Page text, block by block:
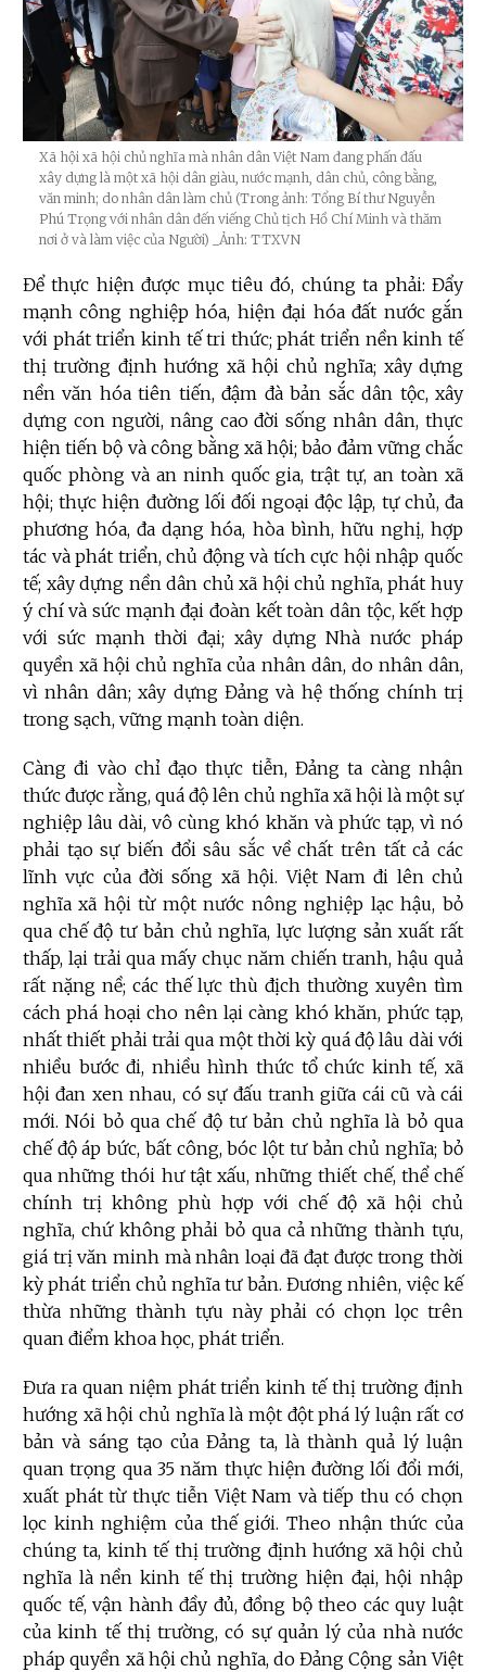
Xã hội xã hội chủ nghĩa mà nhân dân Việt Nam đang phấn đấu
xây dựng là một xã hội dân giàu, nước mạnh, dân chủ, công bằng,
văn minh; do nhân dân làm chủ (Trong ảnh: Tổng Bí thư Nguyễn
Phú Trọng với nhân dân đến viếng Chủ tịch Hồ Chí Minh và thăm
nơi ở và làm việc của Người)
_Ảnh: TTXVN
Để thực hiện được mục tiêu đó, chúng ta phải: Đẩy
mạnh công nghiệp hóa, hiện đại hóa đất nước gắn
với phát triển kinh tế tri thức; phát triển nền kinh tế
thị trường định hướng xã hội chủ nghĩa; xây dựng
nền văn hóa tiên tiến, đậm đà bản sắc dân tộc, xây
dựng con người, nâng cao đời sống nhân dân, thực
hiện tiến bộ và công bằng xã hội; bảo đảm vững chắc
quốc phòng và an ninh quốc gia, trật tự, an toàn xã
hội; thực hiện đường lối đối ngoại độc lập, tự chủ, đa
phương hóa, đa dạng hóa, hòa bình, hữu nghị, hợp
tác và phát triển, chủ động và tích cực hội nhập quốc
tế; xây dựng nền dân chủ xã hội chủ nghĩa, phát huy
ý chí và sức mạnh đại đoàn kết toàn dân tộc, kết hợp
với sức mạnh thời đại; xây dựng Nhà nước pháp
quyền xã hội chủ nghĩa của nhân dân, do nhân dân,
vì nhân dân; xây dựng Đảng và hệ thống chính trị
trong sạch, vững mạnh toàn diện.
Càng đi vào chỉ đạo thực tiễn, Đảng ta càng nhận
thức được rằng, quá độ lên chủ nghĩa xã hội là một sự
nghiệp lâu dài, vô cùng khó khăn và phức tạp, vì nó
phải tạo sự biến đổi sâu sắc về chất trên tất cả các
lĩnh vực của đời sống xã hội. Việt Nam đi lên chủ
nghĩa xã hội từ một nước nông nghiệp lạc hậu, bỏ
qua chế độ tư bản chủ nghĩa, lực lượng sản xuất rất
thấp, lại trải qua mấy chục năm chiến tranh, hậu quả
rất nặng nề; các thế lực thù địch thường xuyên tìm
cách phá hoại cho nên lại càng khó khăn, phức tạp,
nhất thiết phải trải qua một thời kỳ quá độ lâu dài với
nhiều bước đi, nhiều hình thức tổ chức kinh tế, xã
hội đan xen nhau, có sự đấu tranh giữa cái cũ và cái
mới. Nói bỏ qua chế độ tư bản chủ nghĩa là bỏ qua
chế độ áp bức, bất công, bóc lột tư bản chủ nghĩa; bỏ
qua những thói hư tật xấu, những thiết chế, thể chế
chính trị không phù hợp với chế độ xã hội chủ
nghĩa, chứ không phải bỏ qua cả những thành tựu,
giá trị văn minh mà nhân loại đã đạt được trong thời
kỳ phát triển chủ nghĩa tư bản. Đương nhiên, việc kế
thừa những thành tựu này phải có chọn lọc trên
quan điểm khoa học, phát triển.
Đưa ra quan niệm phát triển kinh tế thị trường định
hướng xã hội chủ nghĩa là một đột phá lý luận rất cơ
bản và sáng tạo của Đảng ta, là thành quả lý luận
quan trọng qua 35 năm thực hiện đường lối đổi mới,
xuất phát từ thực tiễn Việt Nam và tiếp thu có chọn
lọc kinh nghiệm của thế giới. Theo nhận thức của
chúng ta, kinh tế thị trường định hướng xã hội chủ
nghĩa là nền kinh tế thị trường hiện đại, hội nhập
quốc tế, vận hành đầy đủ, đồng bộ theo các quy luật
của kinh tế thị trường, có sự quản lý của nhà nước
pháp quyền xã hội chủ nghĩa, do Đảng Cộng sản Việt